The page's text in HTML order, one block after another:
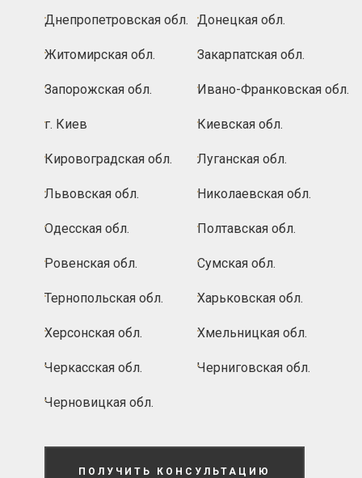
Днепропетровская обл. Донецкая обл.
Житомирская обл. Закарпатская обл.
Запорожская обл. Ивано-Франковская обл.
г. Киев Киевская обл.
Кировоградская обл. Луганская обл.
Львовская обл. Николаевская обл.
Одесская обл. Полтавская обл.
Ровенская обл. Сумская обл.
Тернопольская обл. Харьковская обл.
Херсонская обл. Хмельницкая обл.
Черкасская обл. Черниговская обл.
Черновицкая обл.
ПОЛУЧИТЬ КОНСУЛЬТАЦИЮ